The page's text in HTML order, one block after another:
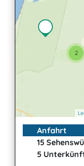
2
Anfahrt
15
5